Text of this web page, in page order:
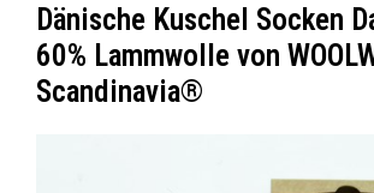
Dänische Kuschel Socken
60% Lammwolle von
Scandinavia®